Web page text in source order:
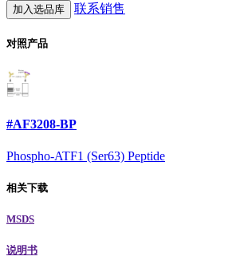
加入选品库 联系销售
对照产品
#AF3208-BP
Phospho-ATF1 (Ser63) Peptide
相关下载
MSDS
说明书